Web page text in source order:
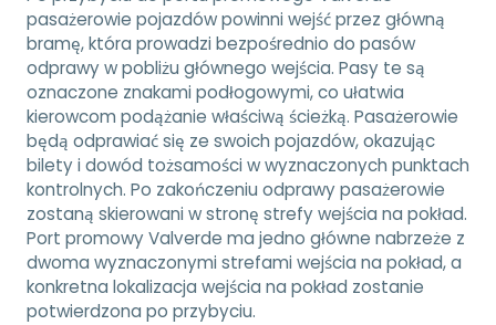
pasażerowie pojazdów powinni wejść przez główną
bramę, która prowadzi bezpośrednio do pasów
odprawy w pobliżu głównego wejścia. Pasy te są
oznaczone znakami podłogowymi, co ułatwia
kierowcom podążanie właściwą ścieżką. Pasażerowie
będą odprawiać się ze swoich pojazdów, okazując
bilety i dowód tożsamości w wyznaczonych punktach
kontrolnych. Po zakończeniu odprawy pasażerowie
zostaną skierowani w stronę strefy wejścia na pokład.
Port promowy Valverde ma jedno główne nabrzeże z
dwoma wyznaczonymi strefami wejścia na pokład, a
konkretna lokalizacja wejścia na pokład zostanie
potwierdzona po przybyciu.